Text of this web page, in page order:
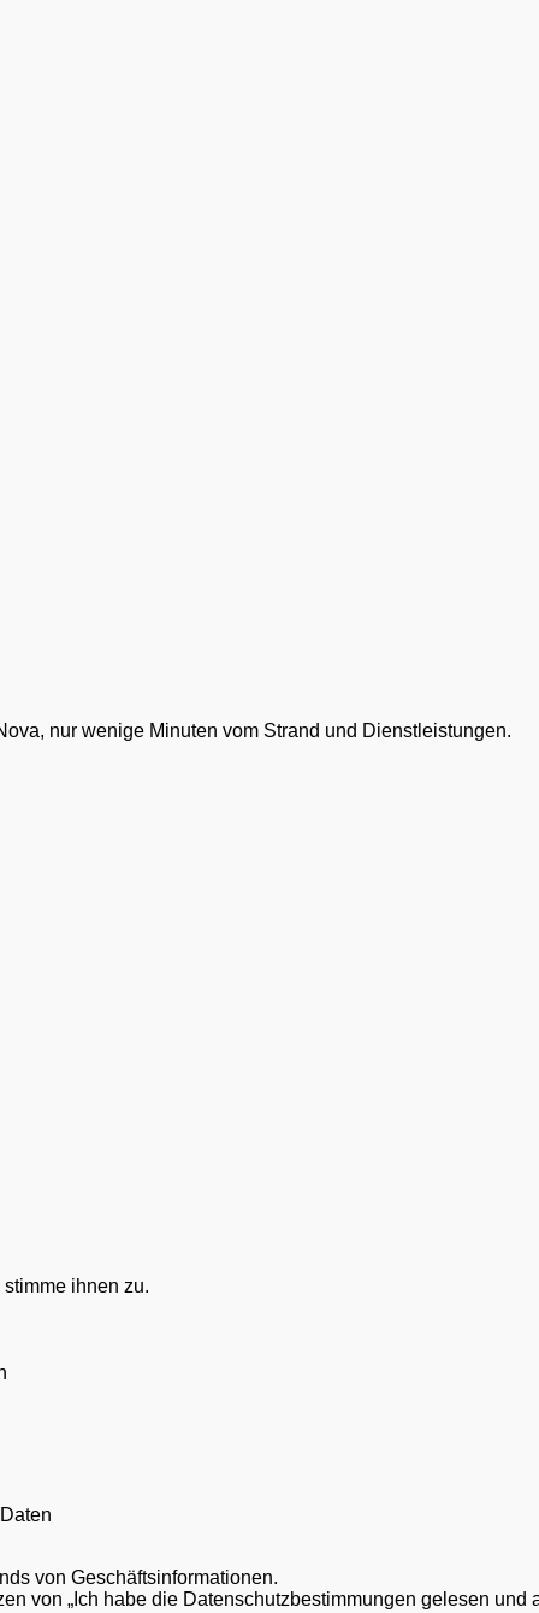
nur wenige Minuten vom Strand und Dienstleistungen.
ihnen zu.
von Geschäftsinformationen.
von „Ich habe die Datenschutzbestimmungen gelesen und